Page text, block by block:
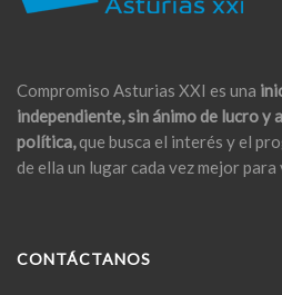
Compromiso Asturias XXI es una
independiente, sin ánimo de lucro y
política,que busca el interés y el
de ella un lugar cada vez mejor para
CONTÁCTANOS